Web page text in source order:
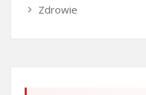
Zdrowie